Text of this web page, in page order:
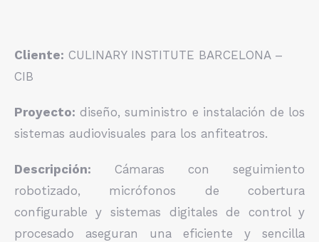
Cliente: CULINARY INSTITUTE BARCELONA –
CIB
Proyecto: diseño, suministro e instalación de los
sistemas audiovisuales para los anfiteatros.
Descripción: Cámaras con seguimiento
robotizado, micrófonos de cobertura
configurable y sistemas digitales de control y
procesado aseguran una eficiente y sencilla